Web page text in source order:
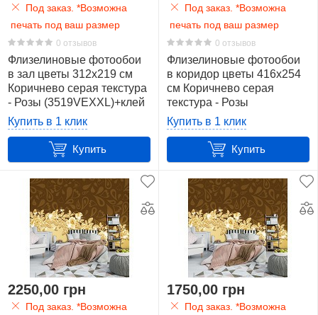
Под заказ. *Возможна
печать под ваш размер
0 отзывов
Флизелиновые фотообои
в зал цветы 312x219 см
Коричнево серая текстура
- Розы (3519VEXXL)+клей
Купить в 1 клик
Купить
Под заказ. *Возможна
печать под ваш размер
0 отзывов
Флизелиновые фотообои
в коридор цветы 416x254
см Коричнево серая
текстура - Розы
(3519VEXXXL)+клей
Купить в 1 клик
Купить
2250,00 грн
Под заказ. *Возможна
1750,00 грн
Под заказ. *Возможна